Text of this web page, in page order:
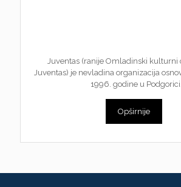
Juventas (ranije Omladinski kulturni
Juventas) je nevladina organizacija
1996. godine u Podgorici.
Opširnije